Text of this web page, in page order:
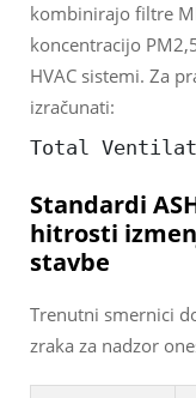
kombinirajo filtre
koncentracijo
HVAC sistemi. Za
izračunati:
Total
Standardi
hitrosti
stavbe
Trenutni smernici
zraka za nadzor